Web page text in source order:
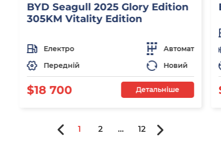
BYD Seagull 2025 Glory Edition
305KM Vitality Edition
Електро
Автомат
Передній
Новий
$18 700 Детальніше
1 2 ... 12